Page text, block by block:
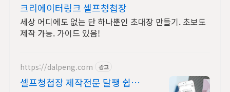
크리에이터링크 셀프청첩장
세상 어디에도 없는 단 하나뿐인 초대장 만들기. 초보도
제작 가능. 가이드 있음!
https://dalpeng.com 광고
셀프청첩장 제작전문 달팽 쉽고